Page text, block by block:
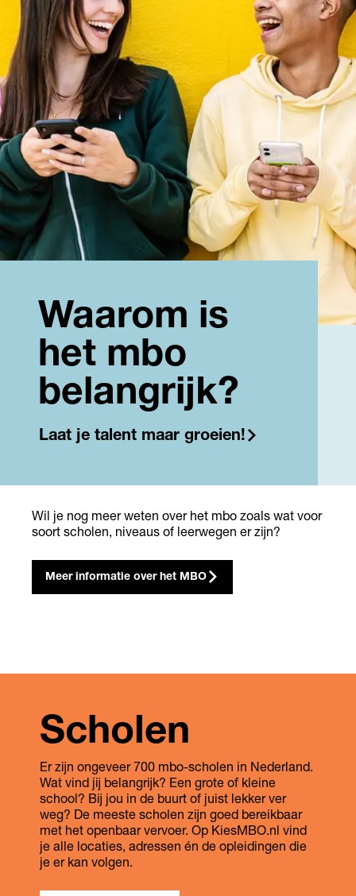
Waarom is
het mbo
belangrijk?
Laat je talent maar groeien!
Wil je nog meer weten over het mbo zoals wat voor
soort scholen, niveaus of leerwegen er zijn?
Meer informatie over het MBO
Scholen
Er zijn ongeveer 700 mbo-scholen in Nederland.
Wat vind jij belangrijk? Een grote of kleine
school? Bij jou in de buurt of juist lekker ver
weg? De meeste scholen zijn goed bereikbaar
met het openbaar vervoer. Op KiesMBO.nl vind
je alle locaties, adressen én de opleidingen die
je er kan volgen.